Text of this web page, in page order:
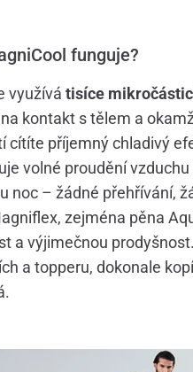
funguje?
využívá tisíce mikročástic
kontakt s tělem a
cítíte příjemný chladivý
volné proudění
noc – žádné přehřívání,
zejména pěna
a výjimečnou prodyšnost.
a topperu, dokonale